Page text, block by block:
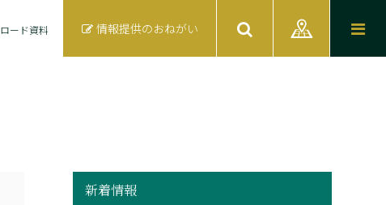
ード資料 情報提供のおねがい
新着情報